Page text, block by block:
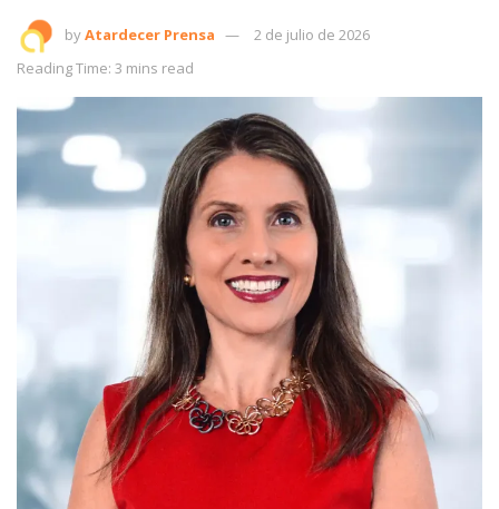
byAtardecer Prensa
2 de julio de 2026
Reading Time: 3 mins read